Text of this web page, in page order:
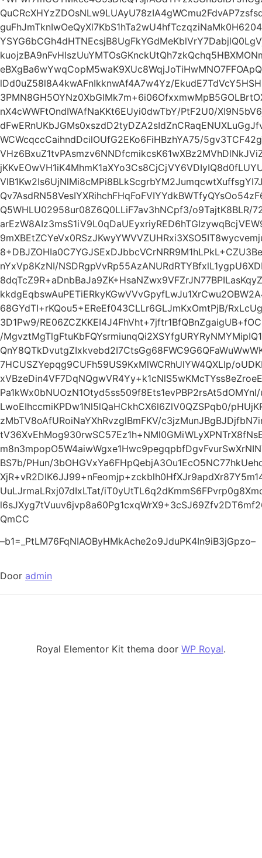
lDd0uZ58l8A4kwAFnIkknwAf4A7w4Yz/
nX4cWWFtOndIWAfNaKKt6EUyi0dwTbY/PtF2U0/
WCWcqccCaihndDcilOUfG2EKo6FiHBzhYA75/
Q5WHLU02958ur08Z6Q0LLiF7av3hNCpf3/o9TajtK8BLR/
nYxVp8KzNI/
68GYdTI+rKQou5+EReEf043CLLr6GLJmKxOmtPjB/
3D1Pw9/
/
7HCUSZYepqg9CUFh59US9KxMlWCRhUlYW4QXLIp/
LwoEIhccmiKPDw1Nl5lQaHCkhCX6l6ZlV0QZSPqb0/
zMbTV8oAfURoiNaYXhRvzglBmFKV/
BS7b/PHun/
UuLJrmaLRxj07dIxLTat/
QmCC
–b1=_PtLM76FqNIAOByHMkAche2o9JduPK4In9iB3jGpzo–
Door admin
Royal Elementor Kit thema door WP Royal.